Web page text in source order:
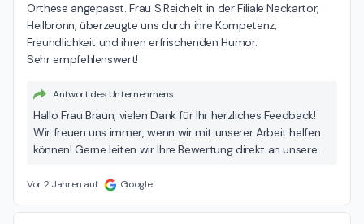
Orthese angepasst. Frau S.Reichelt in der Filiale Neckartor,
Heilbronn, überzeugte uns durch ihre Kompetenz,
Freundlichkeit und ihren erfrischenden Humor.
Sehr empfehlenswert!
Antwort des Unternehmens
Hallo Frau Braun, vielen Dank für Ihr herzliches Feedback!
Wir freuen uns immer, wenn wir mit unserer Arbeit helfen
können! Gerne leiten wir Ihre Bewertung direkt an unsere
Vor 2 Jahren auf Google